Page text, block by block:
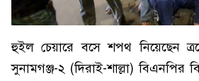
হুইল চেয়ারে বসে শপথ নিয়েছেন
সুনামগঞ্জ-২ (দিরাই-শাল্লা) বিএনপির